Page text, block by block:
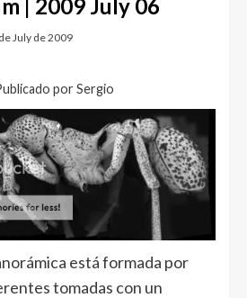
| 2009 July 06
July de 2009
por Sergio
está formada por
tomadas con un